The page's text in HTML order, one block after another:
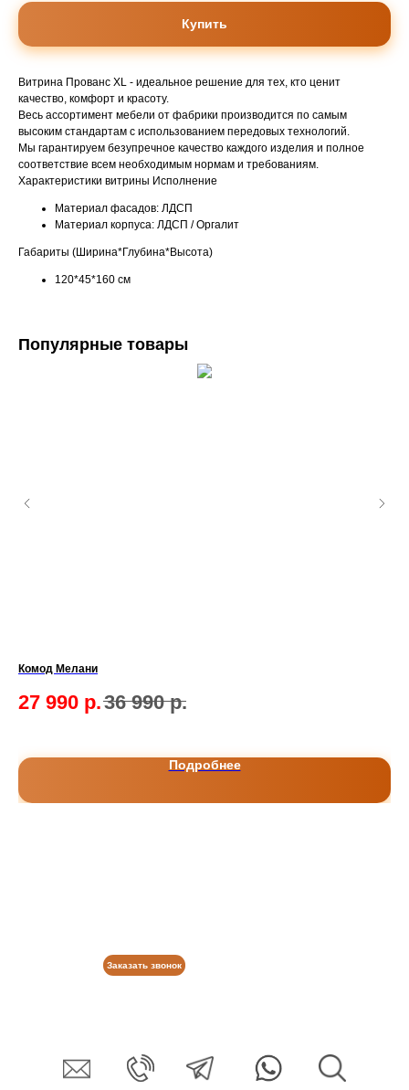
Купить
Витрина Прованс XL - идеальное решение для тех, кто ценит
качество, комфорт и красоту.
Весь ассортимент мебели от фабрики производится по самым
высоким стандартам с использованием передовых технологий.
Мы гарантируем безупречное качество каждого изделия и полное
соответствие всем необходимым нормам и требованиям.
Характеристики витрины Исполнение
Материал фасадов: ЛДСП
Материал корпуса: ЛДСП / Оргалит
Габариты (Ширина*Глубина*Высота)
120*45*160 см
Популярные товары
Комод Мелани
27 990 р.36 990 р.
Подробнее
Заказать звонок